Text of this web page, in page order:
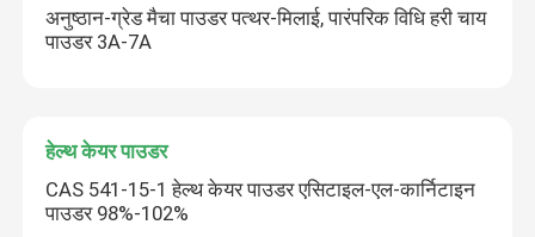
अनुष्ठान-ग्रेड मैचा पाउडर पत्थर-मिलाई, पारंपरिक विधि हरी चाय
पाउडर 3A-7A
हेल्थ केयर पाउडर
CAS 541-15-1 हेल्थ केयर पाउडर एसिटाइल-एल-कार्निटाइन
पाउडर 98%-102%